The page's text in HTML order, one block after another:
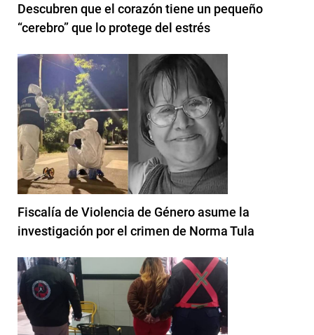
Descubren que el corazón tiene un pequeño
“cerebro” que lo protege del estrés
Fiscalía de Violencia de Género asume la
investigación por el crimen de Norma Tula